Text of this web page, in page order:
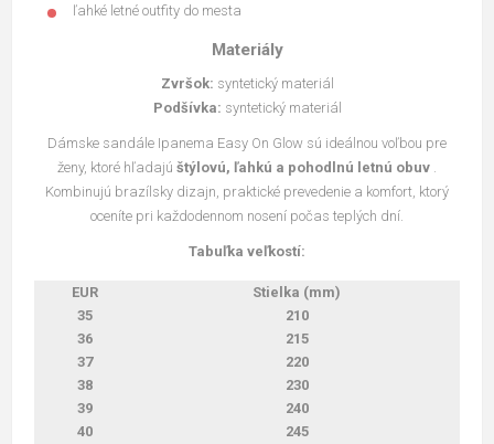
ľahké letné outfity do mesta
Materiály
Zvršok: syntetický materiál
Podšívka: syntetický materiál
Dámske sandále Ipanema Easy On Glow sú ideálnou voľbou pre
ženy, ktoré hľadajú štýlovú, ľahkú a pohodlnú letnú obuv
Kombinujú brazílsky dizajn, praktické prevedenie a komfort, ktorý
oceníte pri každodennom nosení počas teplých dní.
Tabuľka veľkostí:
EUR
Stielka (mm)
35
210
36
215
37
220
38
230
39
240
40
245